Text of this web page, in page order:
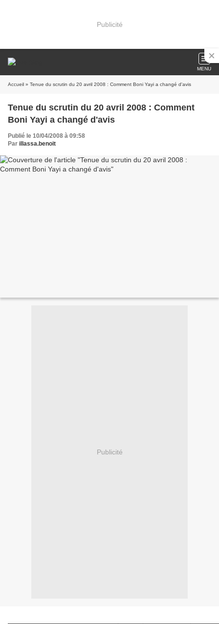
Publicité
MENU
Accueil » Tenue du scrutin du 20 avril 2008 : Comment Boni Yayi a changé d'avis
Tenue du scrutin du 20 avril 2008 : Comment
Boni Yayi a changé d'avis
Publié le 10/04/2008 à 09:58
Par illassa.benoit
Publicité